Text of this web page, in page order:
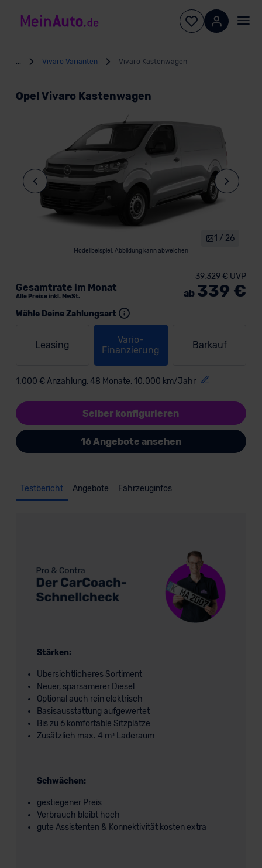
Vivaro Varianten Vivaro Kastenwagen
Opel Vivaro Kastenwagen
Modellbeispiel: Abbildung kann abweichen
1 / 26
Wähle Deine Zahlungsart
Leasing
Vario-
Finanzierung
Barkauf
1.000 € Anzahlung, 48 Monate, 10.000 km/Jahr
Gesamtrate im Monat
Alle Preise inkl. MwSt.
39.329 € UVP
ab 339 €
Selber konfigurieren
16 Angebote ansehen
Testbericht Angebote Fahrzeuginfos
Stärken:
Übersichtlicheres Sortiment
Neuer, sparsamerer Diesel
Optional auch rein elektrisch
Basisausstattung aufgewertet
Bis zu 6 komfortable Sitzplätze
Zusätzlich max. 4 m³ Laderaum
Schwächen:
gestiegener Preis
Verbrauch bleibt hoch
gute Assistenten & Konnektivität kosten extra